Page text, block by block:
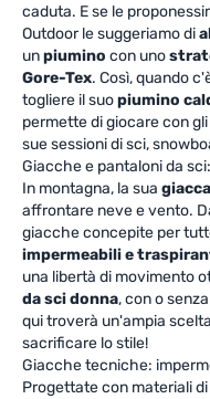
caduta. E se le
Outdoor le suggeriamo di
unpiumino con uno
Gore-Tex. Così, quando
togliere il suopiumino
permette di giocare con
sue sessioni di sci,
Giacche e pantaloni da
In montagna, la sua
affrontare neve e vento.
giacche concepite per
impermeabili e
una libertà di movimento
da sci donna, con o
qui troverà un'ampia
sacrificare lo stile!
Giacche tecniche:
Progettate con materiali